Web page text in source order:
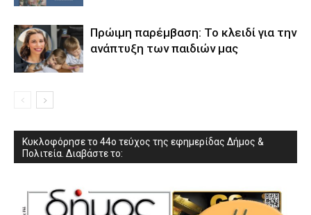
Πρώιμη παρέμβαση: Το κλειδί για την
ανάπτυξη των παιδιών µας
Κυκλοφόρησε το 44ο τεύχος της εφημερίδας Δήμος &
Πολιτεία. Διαβάστε το: